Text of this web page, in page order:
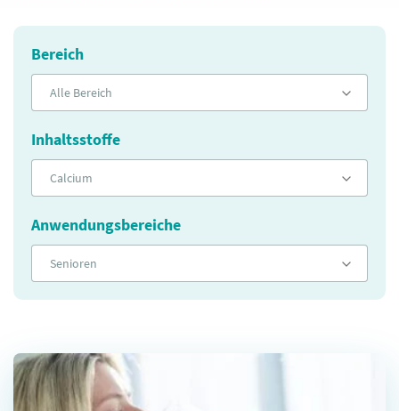
Bereich
Alle Bereich
Inhaltsstoffe
Calcium
Anwendungsbereiche
Senioren